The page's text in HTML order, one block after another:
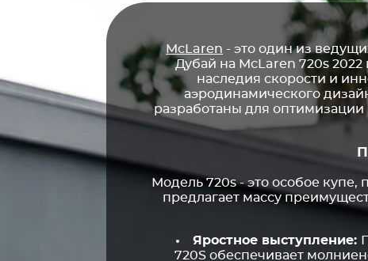
McLaren - это один из
Дубай на McLaren 720s
наследия скорости и
аэродинамического
разработаны для
Модель 720s - это особое
предлагает массу
Яростное выступление:
720S обеспечивает